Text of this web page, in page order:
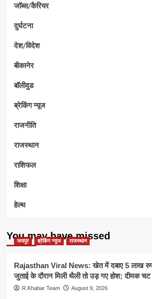
जॉब्स/कैरियर
दुर्घटना
देश/विदेश
बीकानेर
बॉलीवुड
ब्रेकिंग न्यूज
राजनीति
राजस्थान
राशिफल
शिक्षा
हेल्थ
You may have missed
जयपुर ब्रेकिंग न्यूज राजस्थान
Rajasthan Viral News: खेत में दबाए 5 लाख
जुताई के दौरान मिली थैली तो उड़ गए होश; दीमक
R.Khabar Team August 9, 2026